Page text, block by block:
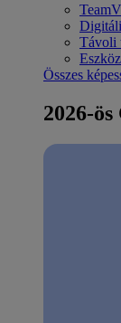
Távoli
Összes
2026-